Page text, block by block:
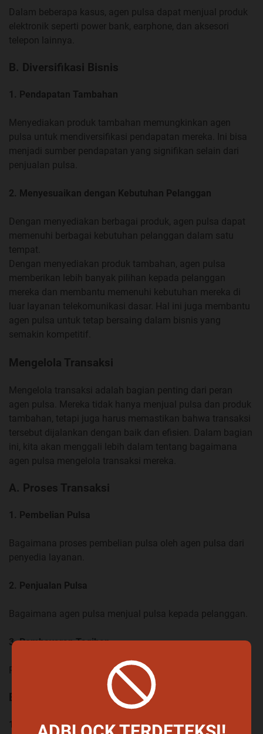
Dalam beberapa kasus, agen pulsa dapat menjual produk
elektronik seperti power bank, earphone, dan aksesori
telepon lainnya.
B. Diversifikasi Bisnis
1. Pendapatan Tambahan
Menyediakan produk tambahan memungkinkan agen
pulsa untuk mendiversifikasi pendapatan mereka. Ini bisa
menjadi sumber pendapatan yang signifikan selain dari
penjualan pulsa.
2. Menyesuaikan dengan Kebutuhan Pelanggan
Dengan menyediakan berbagai produk, agen pulsa dapat
memenuhi berbagai kebutuhan pelanggan dalam satu
tempat.
Dengan menyediakan produk tambahan, agen pulsa
memberikan lebih banyak pilihan kepada pelanggan
mereka dan membantu memenuhi kebutuhan mereka di
luar layanan telekomunikasi dasar. Hal ini juga membantu
agen pulsa untuk tetap bersaing dalam bisnis yang
semakin kompetitif.
Mengelola Transaksi
Mengelola transaksi adalah bagian penting dari peran
agen pulsa. Mereka tidak hanya menjual pulsa dan produk
tambahan, tetapi juga harus memastikan bahwa transaksi
tersebut dijalankan dengan baik dan efisien. Dalam bagian
ini, kita akan menggali lebih dalam tentang bagaimana
agen pulsa mengelola transaksi mereka.
A. Proses Transaksi
1. Pembelian Pulsa
Bagaimana proses pembelian pulsa oleh agen pulsa dari
penyedia layanan.
2. Penjualan Pulsa
Bagaimana agen pulsa menjual pulsa kepada pelanggan.
3. Pembayaran Tagihan
Proses pembayaran tagihan yang melibatkan agen pulsa.
B. Pencatatan dan Pelaporan
1. Pencatatan Transaksi